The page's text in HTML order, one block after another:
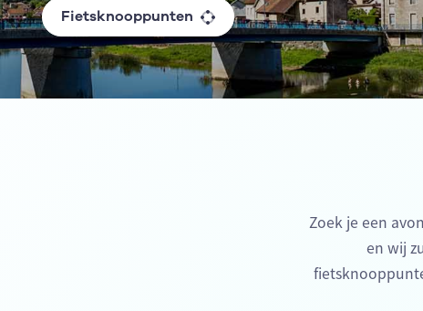
Fietsknooppunten
Zoek je een
en wij